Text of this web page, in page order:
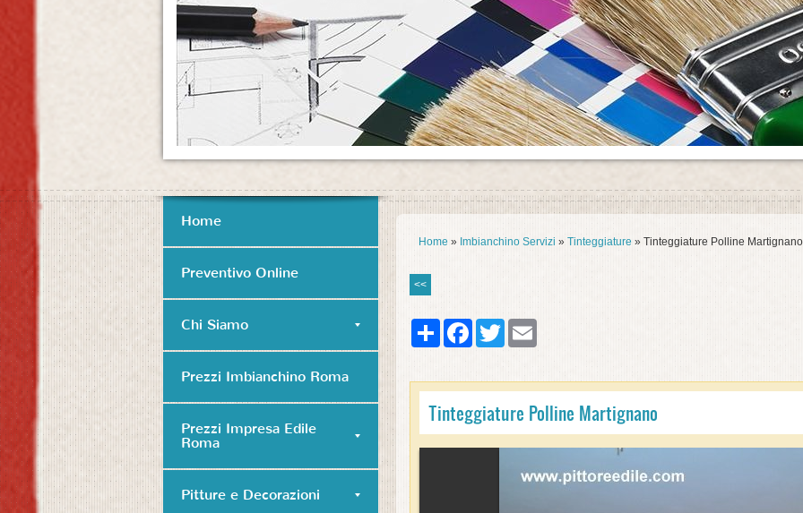
Home » Imbianchino Servizi » Tinteggiature » Tinteggiature Polline Martignano
<<
Share FacebookTwitter
Tinteggiature Polline Martignano
Home
Preventivo Online
Chi Siamo
Prezzi Imbianchino Roma
Prezzi Impresa Edile
Roma
Pitture e Decorazioni